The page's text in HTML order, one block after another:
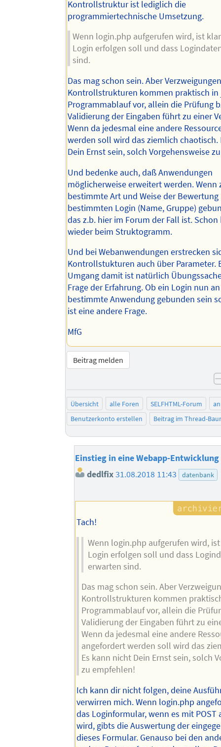
Kontrollstruktur ist lediglich die
programmiertechnische Umsetzung.
Wenn login.php aufgerufen wird, ist
Login erfolgen soll und dass
sind.
Das mag schon sein. Aber
Kontrollstrukturen kommen praktisch in
Programmablauf vor, allein die Prüfung
Validierung der Eingaben führt zu einer
Wenn da jedesmal eine andere
werden soll wird das ziemlich chaotisch.
Dein Ernst sein, solch Vorgehensweise
Und bedenke auch, daß Anwendungen
möglicherweise erweitert werden. Wenn
bestimmte Art und Weise der Bewertung
bestimmten Login (Name, Gruppe)
das z.b. hier im Forum der Fall ist. Schon
wieder beim Struktogramm.
Und bei Webanwendungen erstrecken
Kontrollstukturen auch über Parameter.
Umgang damit ist natürlich
Frage der Erfahrung. Ob ein Login nun
bestimmte Anwendung gebunden sein
ist eine andere Frage.
MfG
Beitrag melden
Übersicht alle Foren SELFHTML-Forum
Benutzerkonto erstellen
Beitrag im Thread-
Einstieg in eine Webapp-Entwicklung
dedlfix31.08.2018 11:43 datenbank
Tach!
Wenn login.php aufgerufen wird,
Login erfolgen soll und dass
erwarten sind.
Das mag schon sein. Aber
Kontrollstrukturen kommen
Programmablauf vor, allein die
Validierung der Eingaben führt zu
Wenn da jedesmal eine andere
angefordert werden soll wird das
Es kann nicht Dein Ernst sein, solch
zu empfehlen!
Ich kann dir nicht folgen, deine
verwirren mich. Wenn login.php
das Loginformular, wenn es mit POST
wird, gibts die Auswertung der
dieses Formular. Genauso bei den